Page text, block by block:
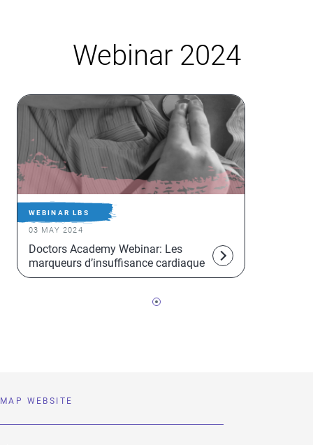
Webinar 2024
WEBINAR LBS
03 MAY 2024
Doctors Academy Webinar: Les
marqueurs d’insuffisance cardiaque
MAP WEBSITE